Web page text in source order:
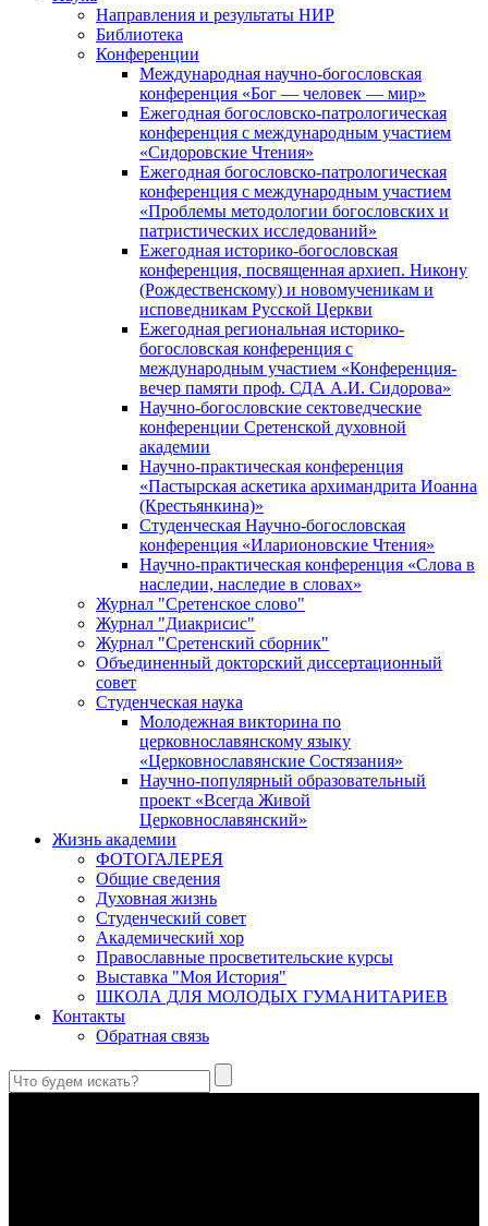
Направления и результаты НИР
Библиотека
Конференции
Международная научно-богословская
конференция «Бог — человек — мир»
Ежегодная богословско-патрологическая
конференция с международным участием
«Сидоровские Чтения»
Ежегодная богословско-патрологическая
конференция с международным участием
«Проблемы методологии богословских и
патристических исследований»
Ежегодная историко-богословская
конференция, посвященная архиеп. Никону
(Рождественскому) и новомученикам и
исповедникам Русской Церкви
Ежегодная региональная историко-
богословская конференция с
международным участием «Конференция-
вечер памяти проф. СДА А.И. Сидорова»
Научно-богословские сектоведческие
конференции Сретенской духовной
академии
Научно-практическая конференция
«Пастырская аскетика архимандрита Иоанна
(Крестьянкина)»
Студенческая Научно-богословская
конференция «Иларионовские Чтения»
Научно-практическая конференция «Cлова в
наследии, наследие в словах»
Журнал "Сретенское слово"
Журнал "Диакрисис"
Журнал "Сретенский сборник"
Объединенный докторский диссертационный
совет
Студенческая наука
Молодежная викторина по
церковнославянскому языку
«Церковнославянские Состязания»
Научно-популярный образовательный
проект «Всегда Живой
Церковнославянский»
Жизнь академии
ФОТОГАЛЕРЕЯ
Общие сведения
Духовная жизнь
Студенческий совет
Академический хор
Православные просветительские курсы
Выставка "Моя История"
ШКОЛА ДЛЯ МОЛОДЫХ ГУМАНИТАРИЕВ
Контакты
Обратная связь